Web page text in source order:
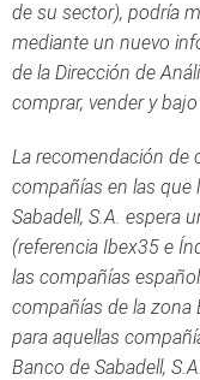
de su sector), podría
mediante un nuevo
de la Dirección de
comprar, vender y
La recomendación de
compañías en las que
Sabadell, S.A. espera
(referencia Ibex35 e
las compañías
compañías de la zona
para aquellas
Banco de Sabadell,